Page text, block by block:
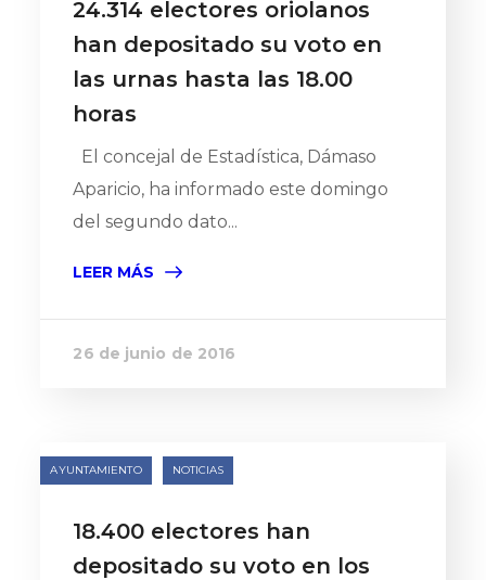
24.314 electores oriolanos
han depositado su voto en
las urnas hasta las 18.00
horas
El concejal de Estadística, Dámaso
Aparicio, ha informado este domingo
del segundo dato...
LEER MÁS
26 de junio de 2016
AYUNTAMIENTO NOTICIAS
18.400 electores han
depositado su voto en los